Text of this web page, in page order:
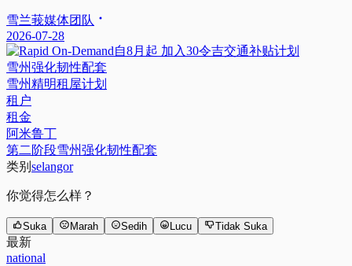
雪兰莪媒体团队
2026-07-28
雪州强化韧性配套
雪州精明租屋计划
租户
租金
阿米鲁丁
第二阶段雪州强化韧性配套
类别 selangor
你觉得怎么样？
Suka Marah Sedih Lucu Tidak Suka
最新
national